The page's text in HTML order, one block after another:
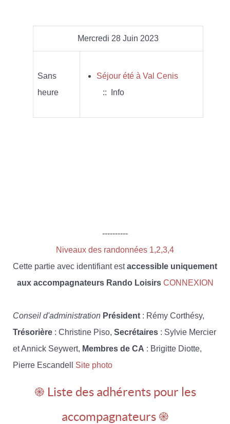
Mercredi 28 Juin 2023
Sans
heure
Séjour été à Val Cenis
:: Info
----------
Niveaux des randonnées 1,2,3,4
Cette partie avec identifiant estaccessible uniquement
aux accompagnateurs Rando Loisirs CONNEXION
Conseil d'administration Président : Rémy Corthésy,
Trésorière : Christine Piso, Secrétaires : Sylvie Mercier
et Annick Seywert, Membres de CA : Brigitte Diotte,
Pierre Escandell Site photo
֎ Liste des adhérents pour les
accompagnateurs ֎